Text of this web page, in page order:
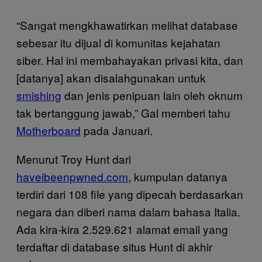
“Sangat mengkhawatirkan melihat database
sebesar itu dijual di komunitas kejahatan
siber. Hal ini membahayakan privasi kita, dan
[datanya] akan disalahgunakan untuk
smishing dan jenis penipuan lain oleh oknum
tak bertanggung jawab,” Gal memberi tahu
Motherboard pada Januari.
Menurut Troy Hunt dari
haveibeenpwned.com, kumpulan datanya
terdiri dari 108 file yang dipecah berdasarkan
negara dan diberi nama dalam bahasa Italia.
Ada kira-kira 2.529.621 alamat email yang
terdaftar di database situs Hunt di akhir